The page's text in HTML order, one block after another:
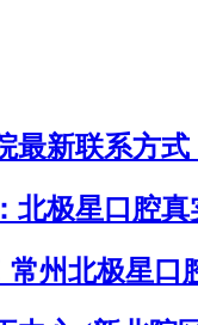
新联系方式
北极星口腔
州北极星口